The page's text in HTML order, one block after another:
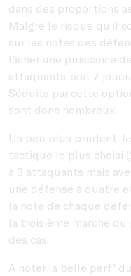
dans des proportions
Malgré le risque qu’il
sur les notes des
lâcher une puissance
attaquants, soit 7
Séduits par cette
sont donc nombreux.
Un peu plus prudent, le
tactique le plus choisi
à 3 attaquants mais
une défense à quatre
la note de chaque
la troisième marche
des cas.
A noter la belle perf'